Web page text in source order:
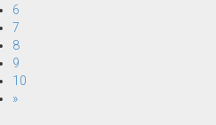
6
7
8
9
10
»